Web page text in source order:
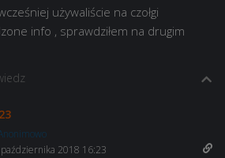
używaliście na czołgi
info , sprawdziłem na drugim
2018 16:23